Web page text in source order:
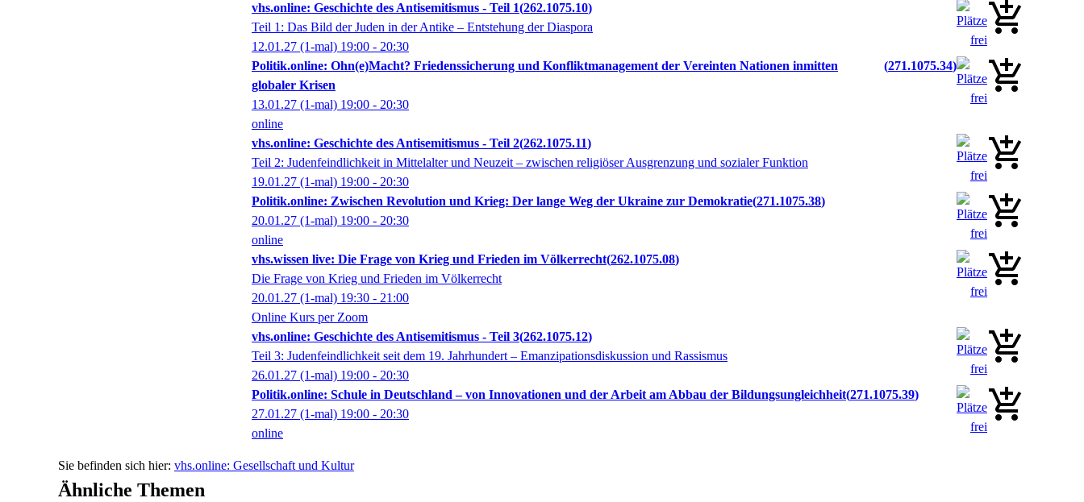
vhs.online: Geschichte des Antisemitismus - Teil 1 262.1075.10
Teil 1: Das Bild der Juden in der Antike – Entstehung der Diaspora
12.01.27 (1-mal) 19:00 - 20:30
Politik.online: Ohn(e)Macht? Friedenssicherung und Konfliktmanagement der Vereinten Nationen inmitten
globaler Krisen
271.1075.34
13.01.27 (1-mal) 19:00 - 20:30
online
vhs.online: Geschichte des Antisemitismus - Teil 2 262.1075.11
Teil 2: Judenfeindlichkeit in Mittelalter und Neuzeit – zwischen religiöser Ausgrenzung und sozialer Funktion
19.01.27 (1-mal) 19:00 - 20:30
Politik.online: Zwischen Revolution und Krieg: Der lange Weg der Ukraine zur Demokratie 271.1075.38
20.01.27 (1-mal) 19:00 - 20:30
online
vhs.wissen live: Die Frage von Krieg und Frieden im Völkerrecht 262.1075.08
Die Frage von Krieg und Frieden im Völkerrecht
20.01.27 (1-mal) 19:30 - 21:00
Online Kurs per Zoom
vhs.online: Geschichte des Antisemitismus - Teil 3 262.1075.12
Teil 3: Judenfeindlichkeit seit dem 19. Jahrhundert – Emanzipationsdiskussion und Rassismus
26.01.27 (1-mal) 19:00 - 20:30
Politik.online: Schule in Deutschland – von Innovationen und der Arbeit am Abbau der Bildungsungleichheit 271.1075.39
27.01.27 (1-mal) 19:00 - 20:30
online
vhs.online: Gesellschaft und Kultur
Ähnliche Themen